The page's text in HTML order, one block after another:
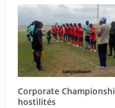
Corporate
hostilités